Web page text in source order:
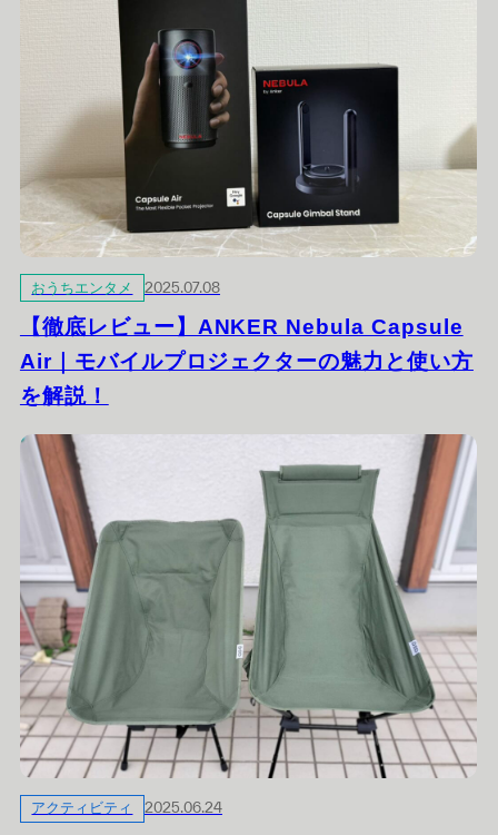
おうちエンタメ 2025.07.08
【徹底レビュー】ANKER Nebula Capsule
Air｜モバイルプロジェクターの魅力と使い方
を解説！
アクティビティ 2025.06.24